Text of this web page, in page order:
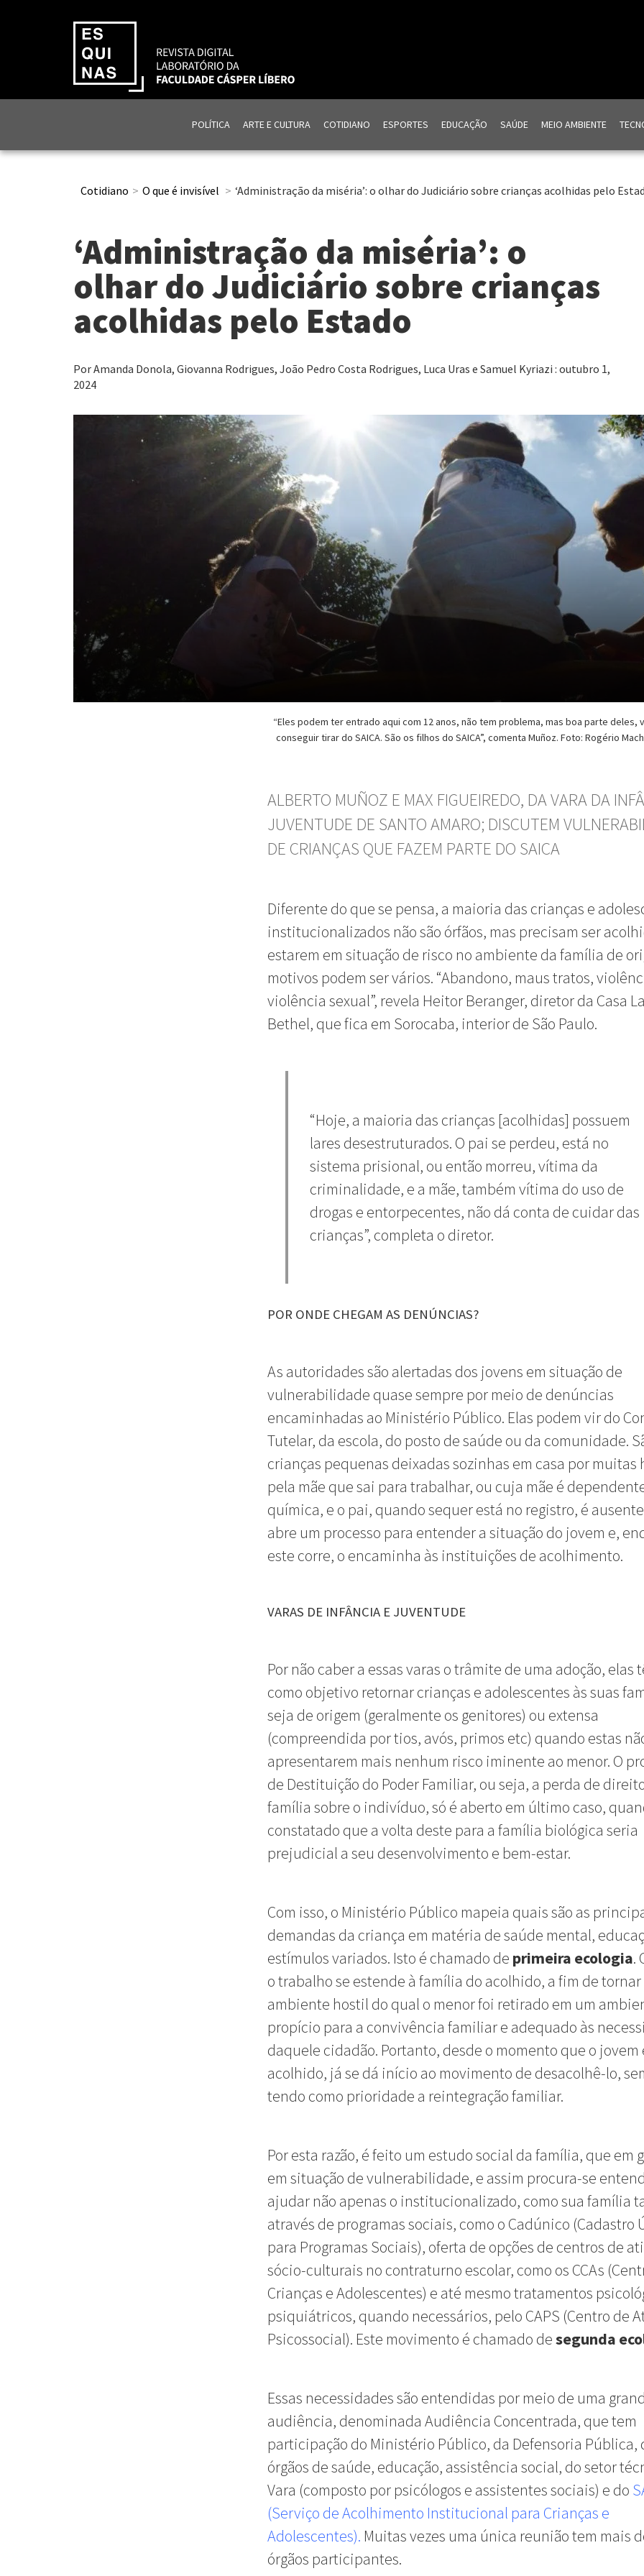
POLÍTICA ARTE E CULTURA COTIDIANO ESPORTES EDUCAÇÃO SAÚDE MEIO AMBIENTE
Cotidiano O que é invisível ‘Administração da miséria’: o olhar do Judiciário sobre crianças acolhidas pelo
‘Administração da miséria’: o
olhar do Judiciário sobre crianças
acolhidas pelo Estado
Por Amanda Donola, Giovanna Rodrigues, João Pedro Costa Rodrigues, Luca Uras e Samuel Kyriazi : outubro 1,
2024
“Eles podem ter entrado aqui com 12 anos, não tem problema, mas boa parte deles,
conseguir tirar do SAICA. São os filhos do SAICA”, comenta Muñoz. Foto: Rogério
ALBERTO MUÑOZ E MAX FIGUEIREDO, DA VARA DA
JUVENTUDE DE SANTO AMARO; DISCUTEM
DE CRIANÇAS QUE FAZEM PARTE DO SAICA
Diferente do que se pensa, a maioria das crianças e
institucionalizados não são órfãos, mas precisam ser
estarem em situação de risco no ambiente da família de
motivos podem ser vários. “Abandono, maus tratos,
violência sexual”, revela Heitor Beranger, diretor da Casa
Bethel, que fica em Sorocaba, interior de São Paulo.
“Hoje, a maioria das crianças [acolhidas] possuem
lares desestruturados. O pai se perdeu, está no
sistema prisional, ou então morreu, vítima da
criminalidade, e a mãe, também vítima do uso de
drogas e entorpecentes, não dá conta de cuidar das
crianças”, completa o diretor.
POR ONDE CHEGAM AS DENÚNCIAS?
As autoridades são alertadas dos jovens em situação de
vulnerabilidade quase sempre por meio de denúncias
encaminhadas ao Ministério Público. Elas podem vir do
Tutelar, da escola, do posto de saúde ou da comunidade.
crianças pequenas deixadas sozinhas em casa por muitas
pela mãe que sai para trabalhar, ou cuja mãe é
química, e o pai, quando sequer está no registro, é
abre um processo para entender a situação do jovem e,
este corre, o encaminha às instituições de acolhimento.
VARAS DE INFÂNCIA E JUVENTUDE
Por não caber a essas varas o trâmite de uma adoção, elas
como objetivo retornar crianças e adolescentes às suas
seja de origem (geralmente os genitores) ou extensa
(compreendida por tios, avós, primos etc) quando estas
apresentarem mais nenhum risco iminente ao menor. O
de Destituição do Poder Familiar, ou seja, a perda de
família sobre o indivíduo, só é aberto em último caso,
constatado que a volta deste para a família biológica seria
prejudicial a seu desenvolvimento e bem-estar.
Com isso, o Ministério Público mapeia quais são as
demandas da criança em matéria de saúde mental,
estímulos variados. Isto é chamado de primeira ecologia.
o trabalho se estende à família do acolhido, a fim de tornar
ambiente hostil do qual o menor foi retirado em um
propício para a convivência familiar e adequado às
daquele cidadão. Portanto, desde o momento que o jovem
acolhido, já se dá início ao movimento de desacolhê-lo,
tendo como prioridade a reintegração familiar.
Por esta razão, é feito um estudo social da família, que em
em situação de vulnerabilidade, e assim procura-se
ajudar não apenas o institucionalizado, como sua família
através de programas sociais, como o Cadúnico (Cadastro
para Programas Sociais), oferta de opções de centros de
sócio-culturais no contraturno escolar, como os CCAs
Crianças e Adolescentes) e até mesmo tratamentos
psiquiátricos, quando necessários, pelo CAPS (Centro de
Psicossocial). Este movimento é chamado desegunda
Essas necessidades são entendidas por meio de uma
audiência, denominada Audiência Concentrada, que tem
participação do Ministério Público, da Defensoria Pública,
órgãos de saúde, educação, assistência social, do setor
Vara (composto por psicólogos e assistentes sociais) e do
(Serviço de Acolhimento Institucional para Crianças e
Adolescentes). Muitas vezes uma única reunião tem mais
órgãos participantes.